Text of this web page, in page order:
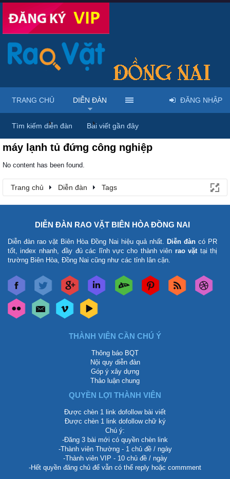
Trang chủ Diễn đàn Tags
máy lạnh tủ đứng công nghiệp
No content has been found.
Trang chủ Diễn đàn Tags
TRANG CHỦ DIỄN ĐÀN
Tìm kiếm diễn đàn Bài viết gần đây
ĐĂNG NHẬP
DIỄN ĐÀN RAO VẶT BIÊN HÒA ĐỒNG NAI
Diễn đàn rao vặt Biên Hòa Đồng Nai hiệu quả nhất. Diễn đàn có PR
tốt, index nhanh, đầy đủ các lĩnh vực cho thành viên rao vặttại thị
trường Biên Hòa, Đồng Nai cũng như các tỉnh lân cận.
THÀNH VIÊN CẦN CHÚ Ý
Thông báo BQT
Nội quy diễn đàn
Góp ý xây dựng
Thảo luận chung
QUYỀN LỢI THÀNH VIÊN
Được chèn 1 link dofollow bài viết
Được chèn 1 link dofollow chữ ký
Chú ý:
-Đăng 3 bài mới có quyền chèn link
-Thành viên Thường - 1 chủ đề / ngày
-Thành viên VIP - 10 chủ đề / ngày
-Hết quyền đăng chủ để vẫn có thể reply hoặc commment